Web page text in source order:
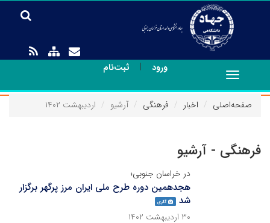
ورود | ثبت‌نام
Toggle
navigation
صفحه‌اصلی
اخبار فرهنگی آرشیو اردیبهشت ۱۴۰۲
فرهنگی - آرشیو
در خراسان جنوبی؛
هجدهمین دوره طرح ملی ایران مرز پرگهر برگزار
شد
گالری
۳۰ اردیبهشت ۱۴۰۲